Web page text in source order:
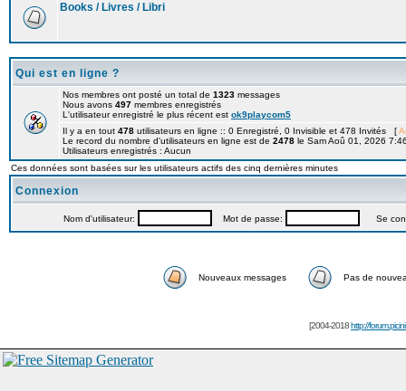
Books / Livres / Libri
Qui est en ligne ?
Nos membres ont posté un total de 1323 messages
Nous avons 497 membres enregistrés
L'utilisateur enregistré le plus récent est ok9playcom5
Il y a en tout 478 utilisateurs en ligne :: 0 Enregistré, 0 Invisible et 478 Invités [
Le record du nombre d'utilisateurs en ligne est de 2478 le Sam Aoû 01, 2026
Utilisateurs enregistrés : Aucun
Ces données sont basées sur les utilisateurs actifs des cinq dernières minutes
Connexion
Nom d'utilisateur: Mot de passe: Se
Nouveaux messages Pas de
[2004-2018http://